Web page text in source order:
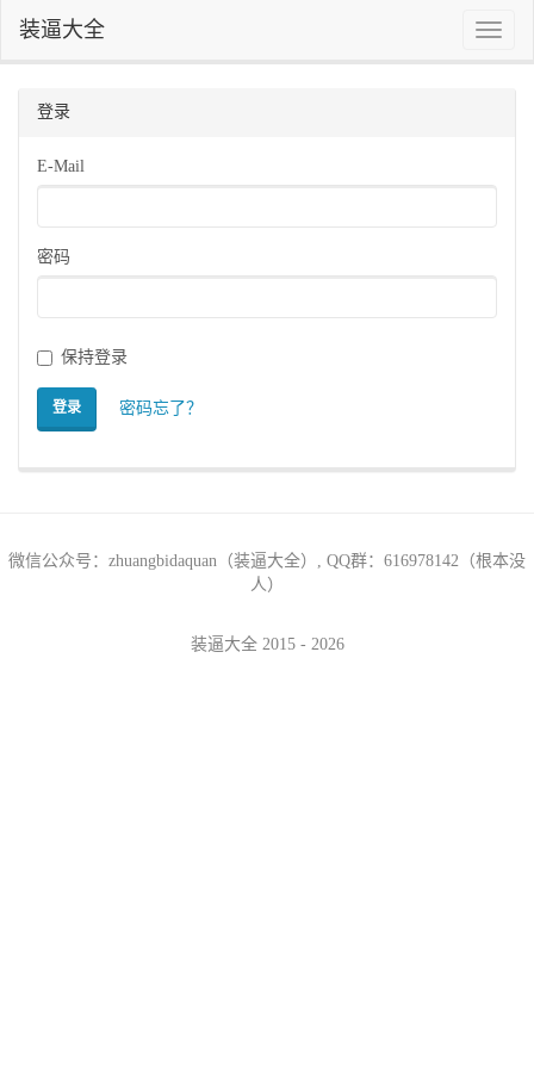
Toggle
装逼大全
登录
E-Mail
密码
保持登录
登录 密码忘了？
微信公众号：zhuangbidaquan（装逼大全）, QQ群：616978142（根本没
人）
装逼大全 2015 - 2026